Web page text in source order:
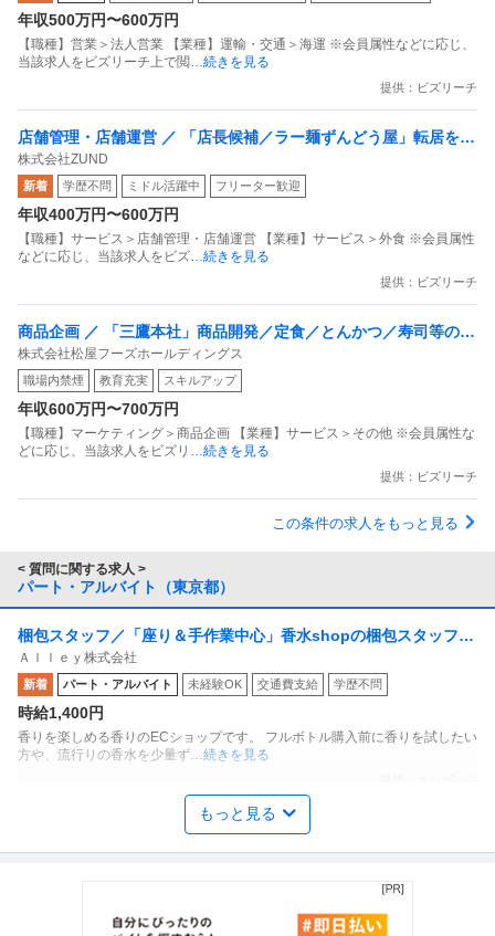
年収500万円〜600万円
【職種】営業＞法人営業 【業種】運輸・交通＞海運 ※会員属性などに応じ、
当該求人をビズリーチ上で閲…続きを見る
提供：ビズリーチ
店舗管理・店舗運営 ／ 「店長候補／ラー麺ずんどう屋」転居を伴
う転勤なし／年間休日113日／5連休の取得も可能／トリドールホ
ールディングスで安定感／フォローアップやスキルアップ研修も
充実
株式会社ZUND
新着 学歴不問 ミドル活躍中 フリーター歓迎
年収400万円〜600万円
【職種】サービス＞店舗管理・店舗運営 【業種】サービス＞外食 ※会員属性
などに応じ、当該求人をビズ…続きを見る
提供：ビズリーチ
商品企画 ／ 「三鷹本社」商品開発／定食／とんかつ／寿司等のメ
ニュー開発 ／「松屋」など飲食事業をチェーン展開
株式会社松屋フーズホールディングス
職場内禁煙 教育充実 スキルアップ
年収600万円〜700万円
【職種】マーケティング＞商品企画 【業種】サービス＞その他 ※会員属性な
どに応じ、当該求人をビズリ …続きを見る
提供：ビズリーチ
この条件の求人をもっと見る
< 質問に関する求人 >
パート・アルバイト（東京都）
梱包スタッフ／「座り＆手作業中心」香水shopの梱包スタッフ
副業OK 週1日からOK 1日1時間からOK
Ａｌｌｅｙ株式会社
新着 パート・アルバイト 未経験OK 交通費支給 学歴不問
時給1,400円
香りを楽しめる香りのECショップです。 フルボトル購入前に香りを試したい
方や、流行りの香水を少量ず…続きを見る
株式会社フルキャスト東京支社/EA0401G-AY
＼人気のお仕事いろいろ／ ・商品の検品／ピッキング ・シール貼り／仕分け
もっと見る